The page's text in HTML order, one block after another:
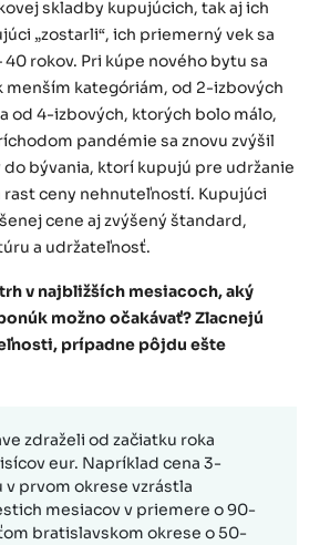
skladby kupujúcich, tak aj ich
„zostarli“, ich priemerný vek sa
40 rokov. Pri kúpe nového bytu sa
menším kategóriám, od 2-izbových
od 4-izbových, ktorých bolo málo,
pandémie sa znovu zvýšil
bývania, ktorí kupujú pre udržanie
rast ceny nehnuteľností. Kupujúci
cene aj zvýšený štandard,
a udržateľnosť.
v najbližších mesiacoch, aký
možno očakávať? Zlacnejú
prípadne pôjdu ešte
zdraželi od začiatku roka
eur. Napríklad cena 3-
prvom okrese vzrástla
mesiacov v priemere o 90-
bratislavskom okrese o 50-